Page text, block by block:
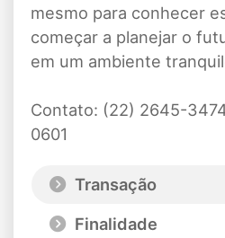
mesmo para conhecer
começar a planejar o
em um ambiente
Contato: (22) 2645-
0601
Transação
Finalidade